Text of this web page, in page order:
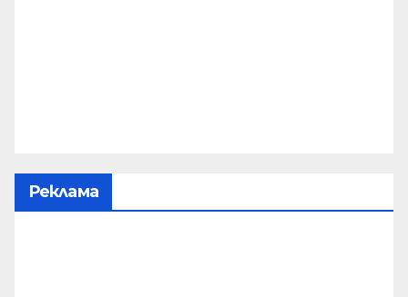
Реклама